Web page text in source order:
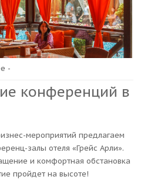
-
конференций в
мероприятий предлагаем
залы отеля «Грейс Арли».
и комфортная обстановка
пройдет на высоте!